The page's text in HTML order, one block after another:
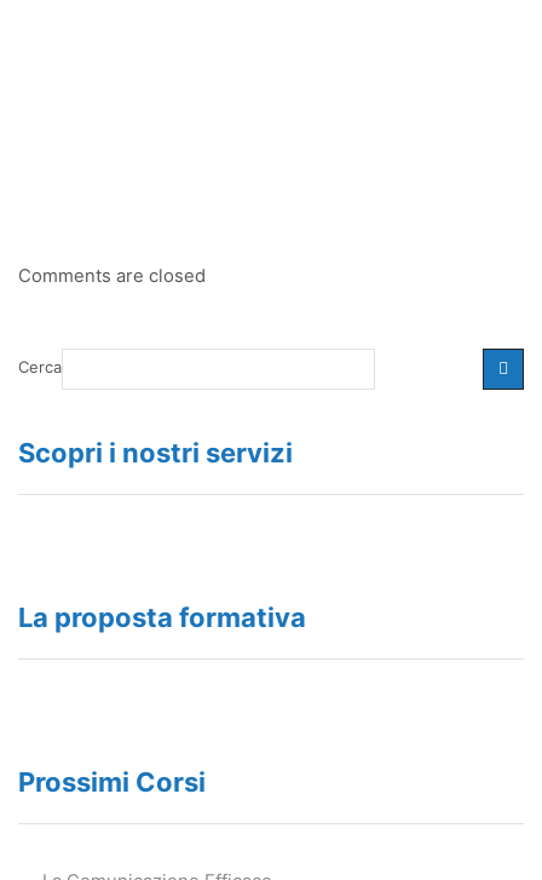
Comments are closed
Cerca
Scopri i nostri servizi
La proposta formativa
Prossimi Corsi